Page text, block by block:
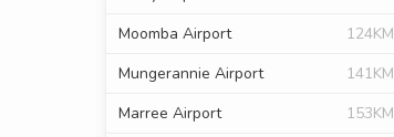
Moomba Airport
124KM
Mungerannie Airport
141KM
Marree Airport
153KM